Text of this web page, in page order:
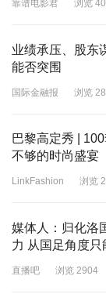
美方与乌会谈的出
比如威特科夫，原
威特科夫、库什纳
前，谈妥巴以冲突
靠谱电影君 浏览
业绩承压、股东
能否突围
国际金融报 浏览
巴黎高定秀 |
不够的时尚盛宴
LinkFashion 浏览
媒体人：归化洛
力 从国足角度只
直播吧 浏览 2904